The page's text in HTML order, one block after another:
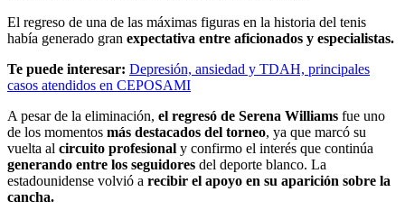
El regreso de una de las máximas figuras en la historia del tenis
había generado gran expectativa entre aficionados y especialistas.
Te puede interesar: Depresión, ansiedad y TDAH, principales
casos atendidos en CEPOSAMI
A pesar de la eliminación, el regresó de Serena Williams fue uno
de los momentos más destacados del torneo, ya que marcó su
vuelta al circuito profesional y confirmo el interés que continúa
generando entre los seguidores del deporte blanco. La
estadounidense volvió a recibir el apoyo en su aparición sobre la
cancha.